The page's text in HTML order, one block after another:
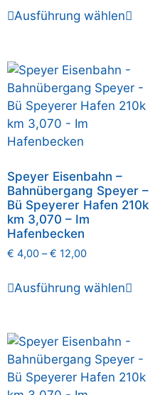
Ausführung wählen
Speyer Eisenbahn –
Bahnübergang Speyer –
Bü Speyerer Hafen 210k
km 3,070 – Im
Hafenbecken
€ 4,00 –€ 12,00
Ausführung wählen